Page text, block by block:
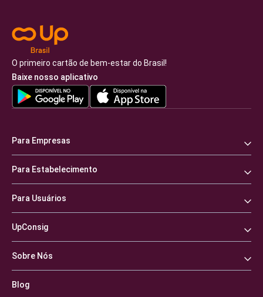
O primeiro cartão de bem-estar do Brasil!
Baixe nosso aplicativo
Para Empresas
Para Estabelecimento
Para Usuários
UpConsig
Sobre Nós
Blog